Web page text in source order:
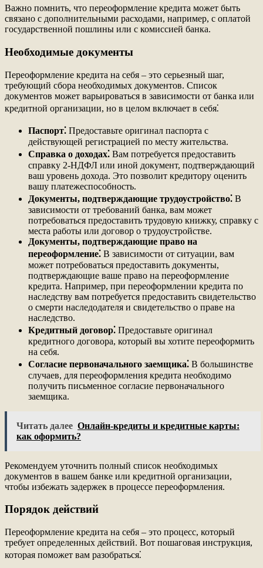
Важно помнить, что переоформление кредита может быть
связано с дополнительными расходами, например, с оплатой
государственной пошлины или с комиссией банка.
Необходимые документы
Переоформление кредита на себя – это серьезный шаг,
требующий сбора необходимых документов. Список
документов может варьироваться в зависимости от банка или
кредитной организации, но в целом включает в себя⁚
Паспорт⁚ Предоставьте оригинал паспорта с
действующей регистрацией по месту жительства.
Справка о доходах⁚ Вам потребуется предоставить
справку 2-НДФЛ или иной документ, подтверждающий
ваш уровень дохода. Это позволит кредитору оценить
вашу платежеспособность.
Документы, подтверждающие трудоустройство⁚ В
зависимости от требований банка, вам может
потребоваться предоставить трудовую книжку, справку с
места работы или договор о трудоустройстве.
Документы, подтверждающие право на
переоформление⁚ В зависимости от ситуации, вам
может потребоваться предоставить документы,
подтверждающие ваше право на переоформление
кредита. Например, при переоформлении кредита по
наследству вам потребуется предоставить свидетельство
о смерти наследодателя и свидетельство о праве на
наследство.
Кредитный договор⁚ Предоставьте оригинал
кредитного договора, который вы хотите переоформить
на себя.
Согласие первоначального заемщика⁚ В большинстве
случаев, для переоформления кредита необходимо
получить письменное согласие первоначального
заемщика.
Читать далее Онлайн-кредиты и кредитные карты:
как оформить?
Рекомендуем уточнить полный список необходимых
документов в вашем банке или кредитной организации,
чтобы избежать задержек в процессе переоформления.
Порядок действий
Переоформление кредита на себя – это процесс, который
требует определенных действий. Вот пошаговая инструкция,
которая поможет вам разобраться⁚